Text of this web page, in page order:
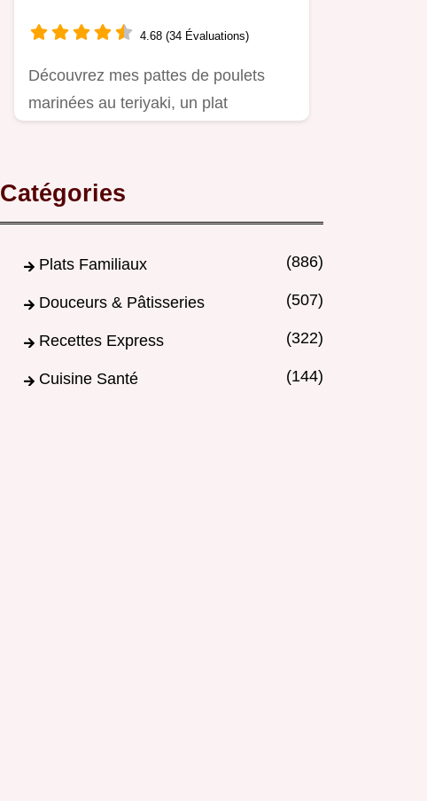
4.68 (34 Évaluations)
Découvrez mes pattes de poulets
marinées au teriyaki, un plat
Catégories
Plats Familiaux (886)
Douceurs & Pâtisseries (507)
Recettes Express (322)
Cuisine Santé (144)